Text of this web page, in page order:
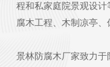
程和私家庭院景观设
腐木工程、木制凉亭、
景林防腐木厂家致力